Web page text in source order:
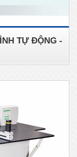
TỰ ĐỘNG -